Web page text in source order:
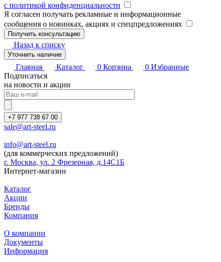
с политикой конфиденциальности
Я согласен получать рекламные и информационные
сообщения о новинках, акциях и спецпредложениях
Назад к списку
Уточнить наличие
Главная Каталог 0 Корзина 0 Избранные
Подписаться
на новости и акции
+7 977 738 67 00
sale@art-steel.ru
info@art-steel.ru
(для коммерческих предложений)
г. Москва, ул. 2 Фрезерная, д.14С1Б
Интернет-магазин
Каталог
Акции
Бренды
Компания
О компании
Документы
Информация